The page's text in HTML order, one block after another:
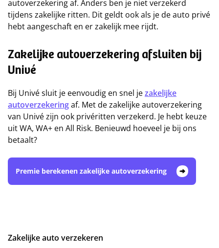
autoverzekering af. Anders ben je niet verzekerd
tijdens zakelijke ritten. Dit geldt ook als je de auto privé
hebt aangeschaft en er zakelijk mee rijdt.
Zakelijke autoverzekering afsluiten bij
Univé
Bij Univé sluit je eenvoudig en snel jezakelijke
autoverzekeringaf. Met de zakelijke autoverzekering
van Univé zijn ook privéritten verzekerd. Je hebt keuze
uit WA, WA+ en All Risk. Benieuwd hoeveel je bij ons
betaalt?
Premie berekenen zakelijke autoverzekering
Zakelijke auto verzekeren